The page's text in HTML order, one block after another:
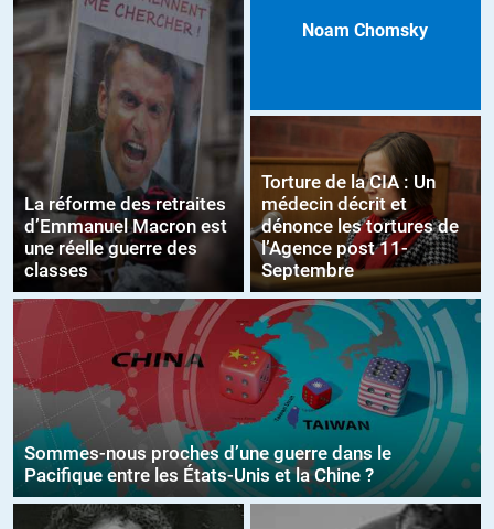
La réforme des retraites
d’Emmanuel Macron est
une réelle guerre des
classes
Noam Chomsky
Torture de la CIA : Un
médecin décrit et
dénonce les tortures de
l’Agence post 11-
Septembre
Sommes-nous proches d’une guerre dans le
Pacifique entre les États-Unis et la Chine ?